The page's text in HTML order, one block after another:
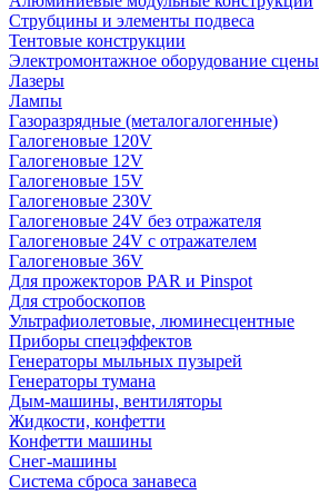
Струбцины и элементы подвеса
Тентовые конструкции
Электромонтажное оборудование сцены
Лазеры
Лампы
Газоразрядные (металогалогенные)
Галогеновые 120V
Галогеновые 12V
Галогеновые 15V
Галогеновые 230V
Галогеновые 24V без отражателя
Галогеновые 24V с отражателем
Галогеновые 36V
Для прожекторов PAR и Pinspot
Для стробоскопов
Ультрафиолетовые, люминесцентные
Приборы спецэффектов
Генераторы мыльных пузырей
Генераторы тумана
Дым-машины, вентиляторы
Жидкости, конфетти
Конфетти машины
Снег-машины
Система сброса занавеса